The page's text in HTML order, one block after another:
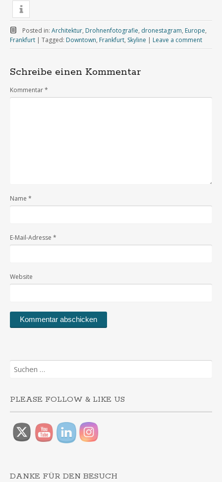
Posted in: Architektur, Drohnenfotografie, dronestagram, Europe,
Frankfurt | Tagged: Downtown, Frankfurt, Skyline | Leave a comment
Schreibe einen Kommentar
Kommentar*
Name *
E-Mail-Adresse *
Website
Suchen
nach:
PLEASE FOLLOW & LIKE US
DANKE FÜR DEN BESUCH